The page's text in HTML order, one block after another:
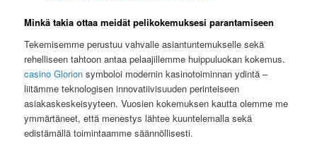
Minkä takia ottaa meidät pelikokemuksesi parantamiseen
Tekemisemme perustuu vahvalle asiantuntemukselle sekä
rehelliseen tahtoon antaa pelaajillemme huippuluokan kokemus.
casino Glorion symboloi modernin kasinotoiminnan ydintä –
liitämme teknologisen innovatiivisuuden perinteiseen
asiakaskeskeisyyteen. Vuosien kokemuksen kautta olemme me
ymmärtäneet, että menestys lähtee kuuntelemalla sekä
edistämällä toimintaamme säännöllisesti.